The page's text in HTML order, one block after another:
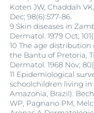
Koten JW, Chaddah
Dec; 98(6):577-86.
9 Skin diseases in
Dermatol. 1979 Oct;
10 The age
the Bantu of Pretoria,
Dermatol. 1968 Nov;
11 Epidemiological
schoolchildren living in
Amazonia, Brazil).
WP, Pagnano PM,